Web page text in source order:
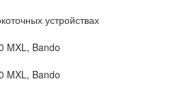
устройствах
MXL, Bando
MXL, Bando